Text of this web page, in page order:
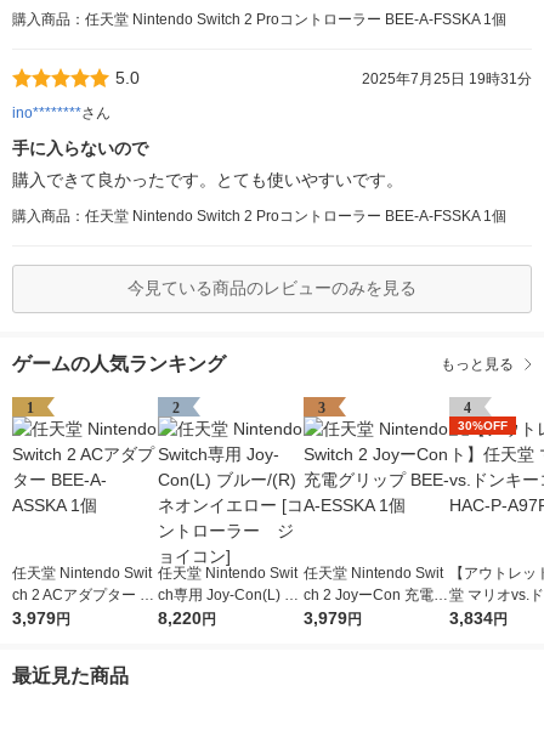
購入商品：任天堂 Nintendo Switch 2 Proコントローラー BEE-A-FSSKA 1個
5.0
2025年7月25日 19時31分
ino********さん
手に入らないので
購入できて良かったです。とても使いやすいです。
購入商品：任天堂 Nintendo Switch 2 Proコントローラー BEE-A-FSSKA 1個
今見ている商品のレビューのみを見る
ゲームの人気ランキング もっと見る
1
任天堂 Nintendo Swit
ch 2 ACアダプター B
EE-A-ASSKA 1個
3,979円
2
任天堂 Nintendo Swit
ch専用 Joy-Con(L) ブ
ルー/(R) ネオンイエロ
8,220円
3
任天堂 Nintendo Swit
ch 2 JoyーCon 充電グ
リップ BEE-A-ESSKA
3,979円
4
30%OFF
【アウトレッ
堂 マリオvs.
コング HAC-
3,834円
最近見た商品